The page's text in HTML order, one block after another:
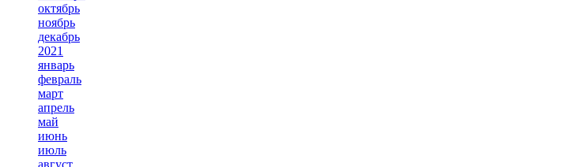
октябрь
ноябрь
декабрь
2021
январь
февраль
март
апрель
май
июнь
июль